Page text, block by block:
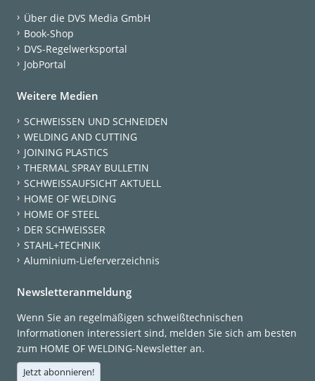
Über die DVS Media GmbH
Book-Shop
DVS-Regelwerksportal
JobPortal
Weitere Medien
SCHWEISSEN UND SCHNEIDEN
WELDING AND CUTTING
JOINING PLASTICS
THERMAL SPRAY BULLETIN
SCHWEISSAUFSICHT AKTUELL
HOME OF WELDING
HOME OF STEEL
DER SCHWEISSER
STAHL+TECHNIK
Aluminium-Lieferverzeichnis
Newsletteranmeldung
Wenn Sie an regelmäßigen schweißtechnischen
Informationen interessiert sind, melden Sie sich am besten
zum HOME OF WELDING-Newsletter an.
Jetzt abonnieren!